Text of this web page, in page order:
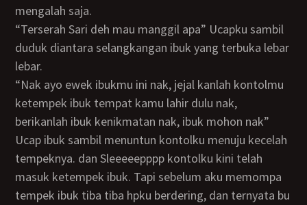
mengalah saja.
“Terserah Sari deh mau manggil apa” Ucapku sambil
duduk diantara selangkangan ibuk yang terbuka lebar
lebar.
“Nak ayo ewek ibukmu ini nak, jejal kanlah kontolmu
ketempek ibuk tempat kamu lahir dulu nak,
berikanlah ibuk kenikmatan nak, ibuk mohon nak”
Ucap ibuk sambil menuntun kontolku menuju kecelah
tempeknya. dan Sleeeeepppp kontolku kini telah
masuk ketempek ibuk. Tapi sebelum aku memompa
tempek ibuk tiba tiba hpku berdering, dan ternyata bu